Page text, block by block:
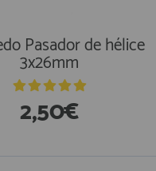
Pasador de hélice
3x26mm
2,50€